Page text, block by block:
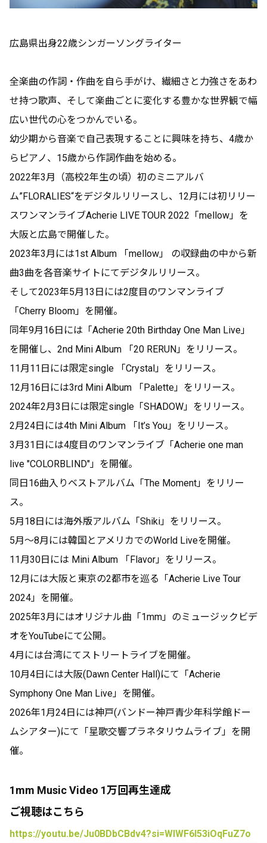
8日前
今週のOtokage Voice📻
この記事は有料会員限定です
4 10 0
Acherie official fanclubがBitfanを更新しました
9日前
今週のAcherie Playlist🎧
この記事は有料会員限定です
5 0 0
広島県出身22歳シンガーソングライター
全楽曲の作詞・作曲を自ら手がけ、繊細さと力強さをあわ
せ持つ歌声、そして楽曲ごとに変化する豊かな世界観で幅
広い世代の心をつかんでいる。
幼少期から音楽で自己表現することに興味を持ち、4歳か
らピアノ、15歳から作詞作曲を始める。
2022年3月（高校2年生の頃）初のミニアルバ
ム”FLORALIES“をデジタルリリースし、12月には初リリー
スワンマンライブAcherie LIVE TOUR 2022「mellow」を
大阪と広島で開催した。
2023年3月には1st Album 「mellow」 の収録曲の中から新
曲3曲を各音楽サイトにてデジタルリリース。
そして2023年5月13日には2度目のワンマンライブ
「Cherry Bloom」を開催。
同年9月16日には「Acherie 20th Birthday One Man Live」
を開催し、2nd Mini Album 「20 RERUN」をリリース。
11月11日には限定single 「Crystal」をリリース。
12月16日には3rd Mini Album 「Palette」をリリース。
2024年2月3日には限定single「SHADOW」をリリース。
2月24日には4th Mini Album 「It’s You」をリリース。
3月31日には4度目のワンマンライブ「Acherie one man
live "COLORBLIND"」を開催。
同日16曲入りベストアルバム「The Moment」をリリー
ス。
5月18日には海外版アルバム「Shiki」をリリース。
5月〜8月には韓国とアメリカでのWorld Liveを開催。
11月30日には Mini Album 「Flavor」をリリース。
12月には大阪と東京の2都市を巡る「Acherie Live Tour
2024」を開催。
2025年3月にはオリジナル曲「1mm」のミュージックビデ
オをYouTubeにて公開。
4月には台湾にてストリートライブを開催。
10月4日には大阪(Dawn Center Hall)にて「Acherie
Symphony One Man Live」を開催。
2026年1月24日には神戸(バンドー神戸青少年科学館ドー
ムシアター)にて「星歌交響プラネタリウムライブ」を開
催。
1mm Music Video 1万回再生達成
ご視聴はこちら
https://youtu.be/Ju0BDbCBdv4?si=WlWF6I53iOqFuZ7o